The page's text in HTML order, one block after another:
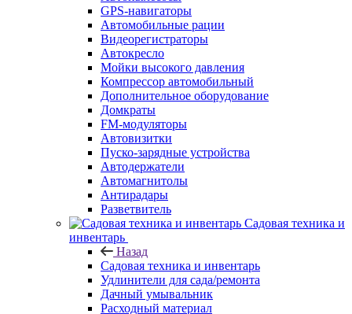
GPS-навигаторы
Автомобильные рации
Видеорегистраторы
Автокресло
Мойки высокого давления
Компрессор автомобильный
Дополнительное оборудование
Домкраты
FM-модуляторы
Автовизитки
Пуско-зарядные устройства
Автодержатели
Автомагнитолы
Антирадары
Разветвитель
Садовая техника и
инвентарь
Назад
Садовая техника и инвентарь
Удлинители для сада/ремонта
Дачный умывальник
Расходный материал